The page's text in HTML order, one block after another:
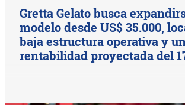
Gretta Gelato busca
modelo desde US$ 35.000,
baja estructura operativa y
rentabilidad proyectada del